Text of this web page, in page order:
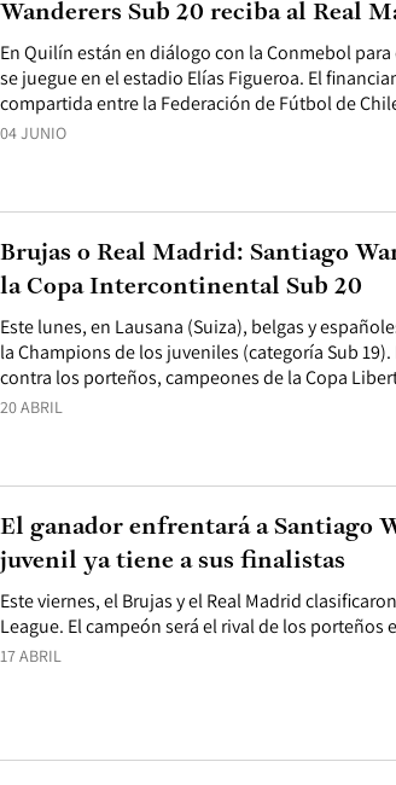
04 JUNIO
En Quilín están en diálogo con la Conmebol
se juegue en el estadio Elías Figueroa. El
compartida entre la Federación de Fútbol de
Wanderers Sub 20 reciba al Real
20 ABRIL
Este lunes, en Lausana (Suiza), belgas y
la Champions de los juveniles (categoría Sub
contra los porteños, campeones de la Copa
Brujas o Real Madrid: Santiago
la Copa Intercontinental Sub 20
17 ABRIL
Este viernes, el Brujas y el Real Madrid
League. El campeón será el rival de los
El ganador enfrentará a Santiago
juvenil ya tiene a sus finalistas